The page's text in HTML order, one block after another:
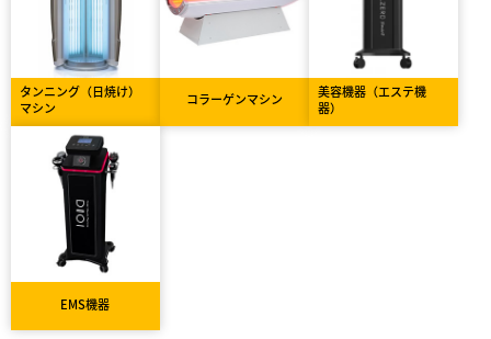
タンニング（日焼け）
マシン
コラーゲンマシン
美容機器（エステ機
器）
EMS機器